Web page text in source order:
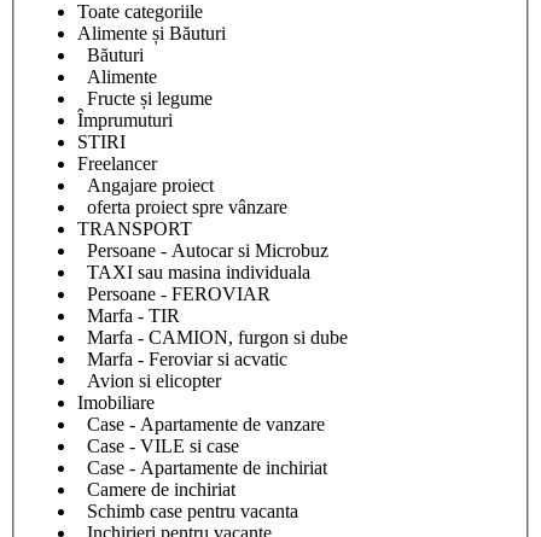
Toate categoriile
Alimente și Băuturi
Băuturi
Alimente
Fructe și legume
Împrumuturi
STIRI
Freelancer
Angajare proiect
oferta proiect spre vânzare
TRANSPORT
Persoane - Autocar si Microbuz
TAXI sau masina individuala
Persoane - FEROVIAR
Marfa - TIR
Marfa - CAMION, furgon si dube
Marfa - Feroviar si acvatic
Avion si elicopter
Imobiliare
Case - Apartamente de vanzare
Case - VILE si case
Case - Apartamente de inchiriat
Camere de inchiriat
Schimb case pentru vacanta